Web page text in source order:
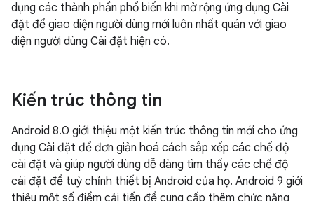
dụng các thành phần phổ biến khi mở rộng ứng dụng Cài
đặt để giao diện người dùng mới luôn nhất quán với giao
diện người dùng Cài đặt hiện có.
Kiến trúc thông tin
Android 8.0 giới thiệu một kiến trúc thông tin mới cho ứng
dụng Cài đặt để đơn giản hoá cách sắp xếp các chế độ
cài đặt và giúp người dùng dễ dàng tìm thấy các chế độ
cài đặt để tuỳ chỉnh thiết bị Android của họ. Android 9 giới
thiệu một số điểm cải tiến để cung cấp thêm chức năng